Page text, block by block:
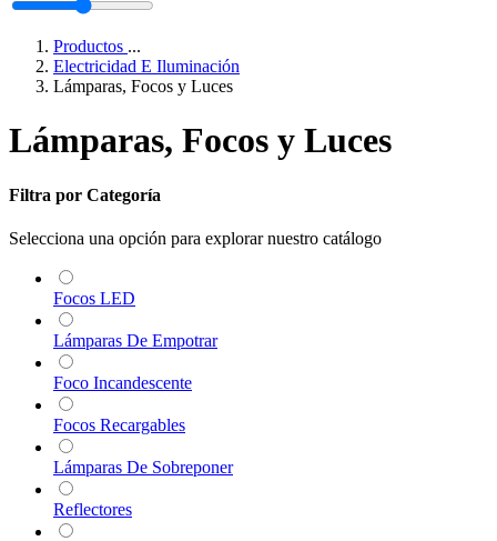
Productos ...
Electricidad E Iluminación
Lámparas, Focos y Luces
Lámparas, Focos y Luces
Filtra por Categoría
Selecciona una opción para explorar nuestro catálogo
Focos LED
Lámparas De Empotrar
Foco Incandescente
Focos Recargables
Lámparas De Sobreponer
Reflectores